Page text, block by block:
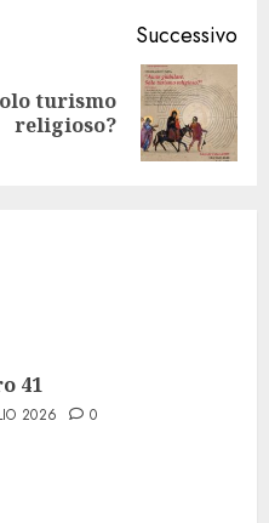
Successivo
turismo
religioso?
41
2026 0